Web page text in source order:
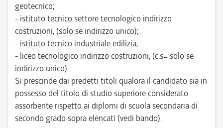
geotecnico;
- istituto tecnico settore tecnologico indirizzo
costruzioni, (solo se indirizzo unico);
- istituto tecnico industriale edilizia;
- liceo tecnologico indirizzo costruzioni, (c.s= solo se
indirizzo unico).
Si prescinde dai predetti titoli qualora il candidato sia in
possesso del titolo di studio superiore considerato
assorbente rispetto ai diplomi di scuola secondaria di
secondo grado sopra elencati (vedi bando).